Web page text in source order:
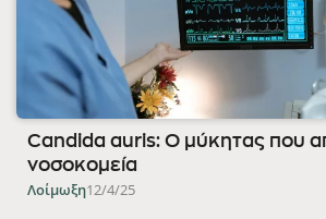
Candida auris: Ο μύκητας που
νοσοκομεία
Λοίμωξη12/4/25